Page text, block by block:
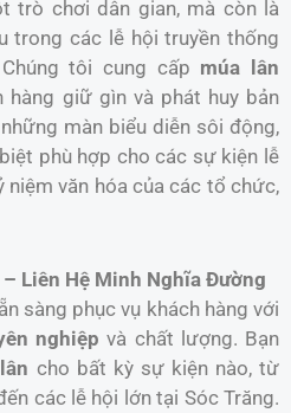
trò chơi dân gian, mà còn là
trong các lễ hội truyền thống
tôi cung cấp múa lân
hàng giữ gìn và phát huy bản
màn biểu diễn sôi động,
phù hợp cho các sự kiện lễ
niệm văn hóa của các tổ chức,
Liên Hệ Minh Nghĩa Đường
sàng phục vụ khách hàng với
nghiệp và chất lượng. Bạn
cho bất kỳ sự kiện nào, từ
các lễ hội lớn tại Sóc Trăng.